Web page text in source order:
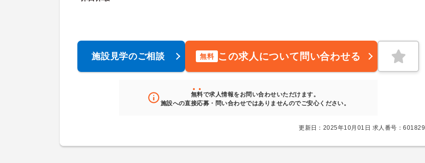
施設見学のご相談 無料 この求人について問い合わせる
無料で求人情報をお問い合わせいただけます。
施設への直接応募・問い合わせではありませんのでご安心ください。
更新日：2025年10月01日 求人番号：601829